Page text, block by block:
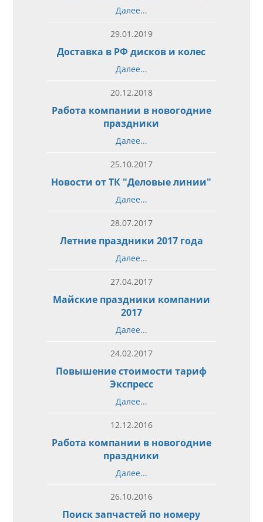
Далее...
29.01.2019
Доставка в РФ дисков и колес
Далее...
20.12.2018
Работа компании в новогодние
праздники
Далее...
25.10.2017
Новости от ТК "Деловые линии"
Далее...
28.07.2017
Летние праздники 2017 года
Далее...
27.04.2017
Майские праздники компании
2017
Далее...
24.02.2017
Повышение стоимости тариф
Экспресс
Далее...
12.12.2016
Работа компании в новогодние
праздники
Далее...
26.10.2016
Поиск запчастей по номеру